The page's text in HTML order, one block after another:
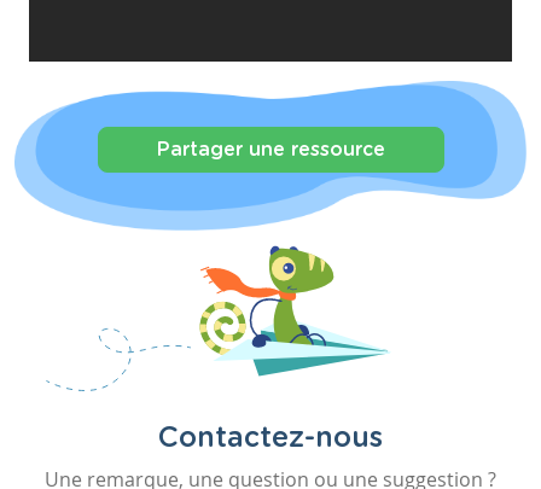
Partager une ressource
Contactez-nous
Une remarque, une question ou une suggestion ?